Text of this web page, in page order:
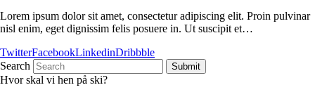
Lorem ipsum dolor sit amet, consectetur adipiscing elit. Proin pulvinar
nisl enim, eget dignissim felis posuere in. Ut suscipit et…
TwitterFacebookLinkedinDribbble
Search
Submit
Hvor skal vi hen på ski?